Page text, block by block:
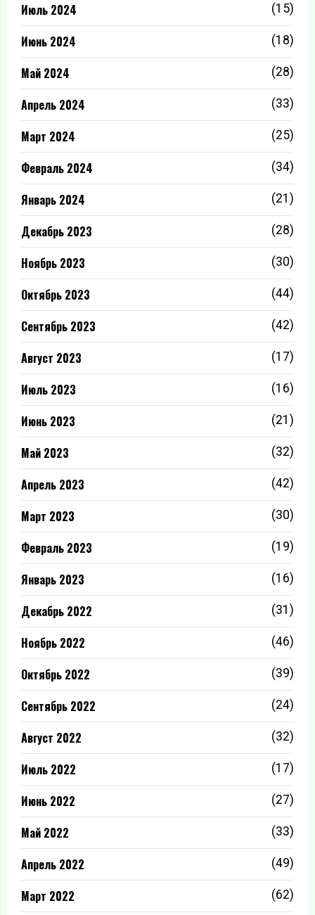
Июль 2024 (15)
Июнь 2024 (18)
Май 2024 (28)
Апрель 2024 (33)
Март 2024 (25)
Февраль 2024 (34)
Январь 2024 (21)
Декабрь 2023 (28)
Ноябрь 2023 (30)
Октябрь 2023 (44)
Сентябрь 2023 (42)
Август 2023 (17)
Июль 2023 (16)
Июнь 2023 (21)
Май 2023 (32)
Апрель 2023 (42)
Март 2023 (30)
Февраль 2023 (19)
Январь 2023 (16)
Декабрь 2022 (31)
Ноябрь 2022 (46)
Октябрь 2022 (39)
Сентябрь 2022 (24)
Август 2022 (32)
Июль 2022 (17)
Июнь 2022 (27)
Май 2022 (33)
Апрель 2022 (49)
Март 2022 (62)